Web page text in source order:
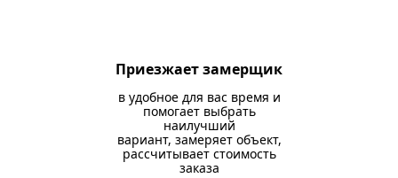
Приезжает замерщик
в удобное для вас время и
помогает выбрать
наилучший
вариант, замеряет объект,
рассчитывает стоимость
заказа